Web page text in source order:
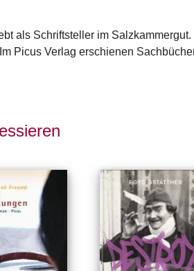
als Schriftsteller im
Picus Verlag erschienen